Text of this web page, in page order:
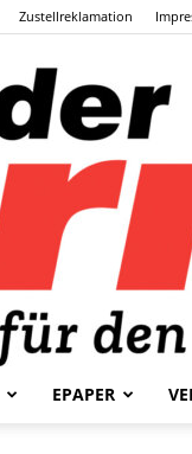
Zustellreklamation
EPAPER